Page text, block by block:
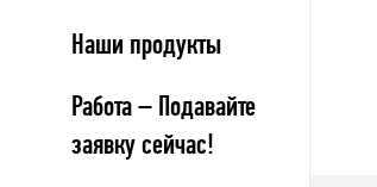
Наши продукты
Работа – Подавайте
заявку сейчас!